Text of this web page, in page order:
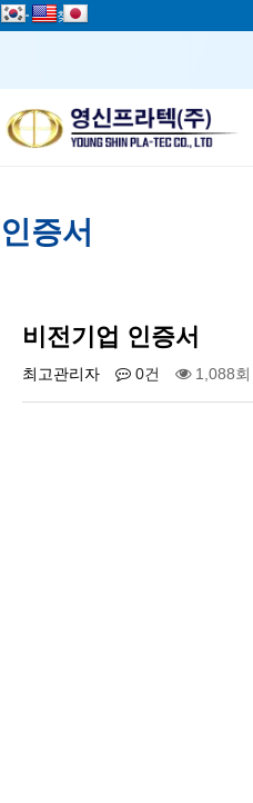
add 즐겨찾기
인증서
비전기업 인증서
최고관리자 0건 1,088회